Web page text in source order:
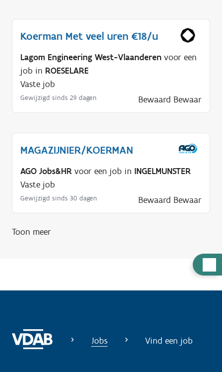
u
l
Koerman Met veel uren €18/u
Lagom Engineering West-Vlaanderen voor een
job in ROESELARE
Vaste job
Gewijzigd sinds 29 dagen Bewaard Bewaar
MAGAZIJNIER/KOERMAN
AGO Jobs&HR voor een job in INGELMUNSTER
Vaste job
Gewijzigd sinds 30 dagen Bewaard Bewaar
Toon meer
Jobs Vind een job